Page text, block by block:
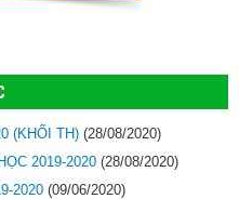
(KHỐI TH) (28/08/2020)
2019-2020 (28/08/2020)
2020 (09/06/2020)